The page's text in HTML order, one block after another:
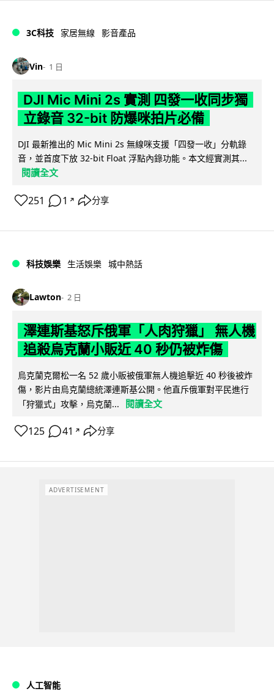
3C科技 家居無線 影音產品
Vin 1 日
DJI Mic Mini 2s 實測 四發一收同步獨
立錄音 32-bit 防爆咪拍片必備
DJI 最新推出的 Mic Mini 2s 無線咪支援「四發一收」分軌錄
音，並首度下放 32-bit Float 浮點內錄功能。本文經實測其...
閱讀全文
251 1 ↗ 分享
科技娛樂 生活娛樂 城中熱話
Lawton 2 日
澤連斯基怒斥俄軍「人肉狩獵」 無人機
追殺烏克蘭小販近 40 秒仍被炸傷
烏克蘭克爾松一名 52 歲小販被俄軍無人機追擊近 40 秒後被炸
傷，影片由烏克蘭總統澤連斯基公開。他直斥俄軍對平民進行
「狩獵式」攻擊，烏克蘭...
閱讀全文
125 41 ↗ 分享
ADVERTISEMENT
人工智能